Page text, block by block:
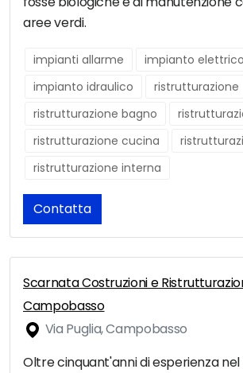
aree verdi.
impianti allarme
impianto elettrico
impianto idraulico
ristrutturazione
ristrutturazione bagno
ristrutturazione cucina
ristrutturazione interna
Contatta
Scarnata Costruzioni e
Campobasso
Via Puglia, Campobasso
Oltre cinquant'anni di esperienza